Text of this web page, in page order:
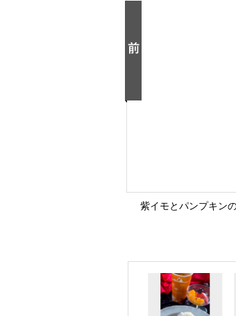
紫イモとパンプキン